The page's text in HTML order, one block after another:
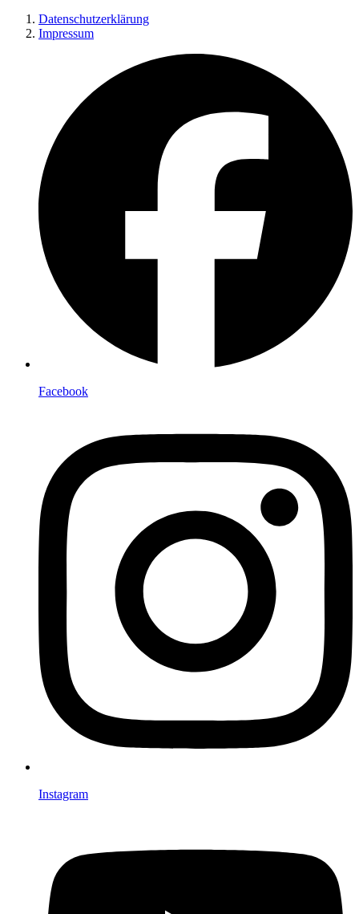
Datenschutzerklärung
Impressum
Facebook
Instagram